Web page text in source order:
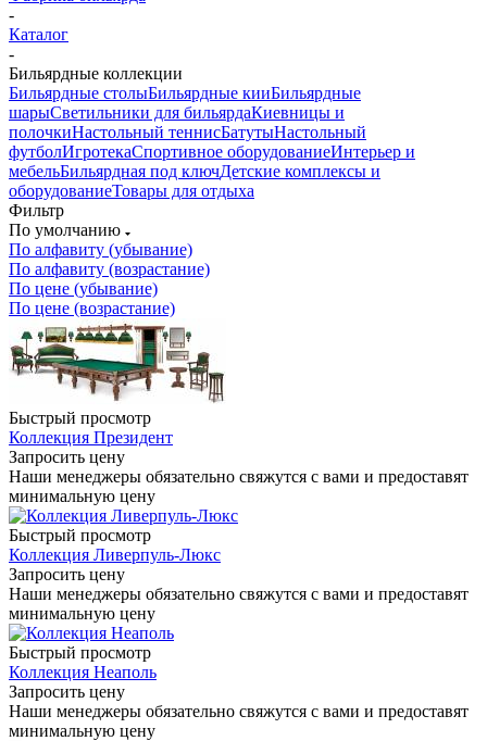
-
Каталог
-
Бильярдные коллекции
Бильярдные столыБильярдные кииБильярдные
шарыСветильники для бильярдаКиевницы и
полочкиНастольный теннисБатутыНастольный
футболИгротекаСпортивное оборудованиеИнтерьер и
мебельБильярдная под ключДетские комплексы и
оборудованиеТовары для отдыха
Фильтр
По умолчанию
По алфавиту (убывание)
По алфавиту (возрастание)
По цене (убывание)
По цене (возрастание)
Быстрый просмотр
Коллекция Президент
Запросить цену
Наши менеджеры обязательно свяжутся с вами и предоставят
минимальную цену
Быстрый просмотр
Коллекция Ливерпуль-Люкс
Запросить цену
Наши менеджеры обязательно свяжутся с вами и предоставят
минимальную цену
Быстрый просмотр
Коллекция Неаполь
Запросить цену
Наши менеджеры обязательно свяжутся с вами и предоставят
минимальную цену